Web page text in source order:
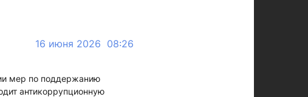
16 июня 2026 08:26
мер по поддержанию
антикоррупционную